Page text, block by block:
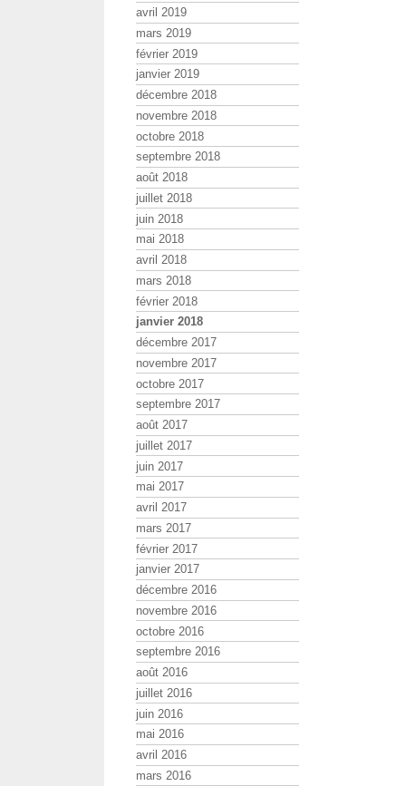
avril 2019
mars 2019
février 2019
janvier 2019
décembre 2018
novembre 2018
octobre 2018
septembre 2018
août 2018
juillet 2018
juin 2018
mai 2018
avril 2018
mars 2018
février 2018
janvier 2018
décembre 2017
novembre 2017
octobre 2017
septembre 2017
août 2017
juillet 2017
juin 2017
mai 2017
avril 2017
mars 2017
février 2017
janvier 2017
décembre 2016
novembre 2016
octobre 2016
septembre 2016
août 2016
juillet 2016
juin 2016
mai 2016
avril 2016
mars 2016